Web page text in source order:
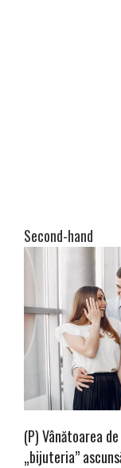
Second-hand
(P) Vânătoarea
„bijuteria”